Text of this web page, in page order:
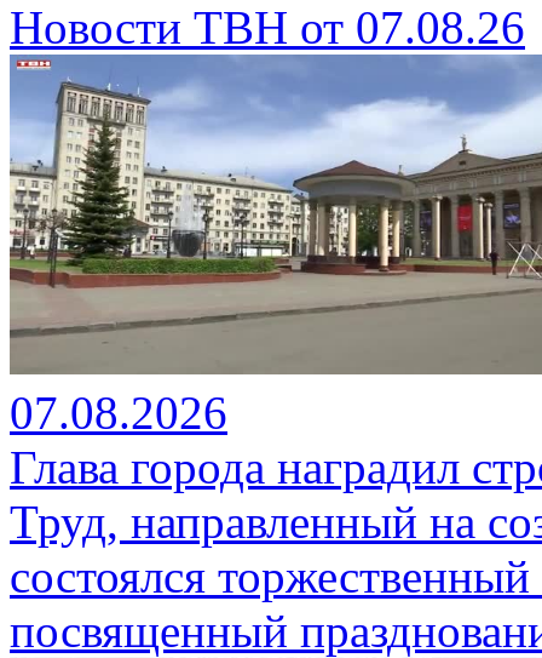
Новости ТВН от 07.08.26
07.08.2026
Глава города наградил
Труд, направленный на
состоялся
посвященный